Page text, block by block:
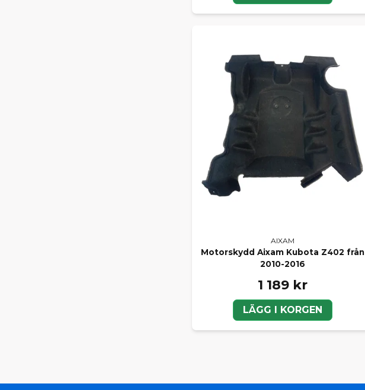
AIXAM
Motorskydd Aixam Kubota Z402 från
2010-2016
1 189 kr
LÄGG I KORGEN